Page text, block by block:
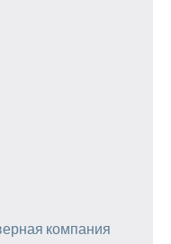
компания